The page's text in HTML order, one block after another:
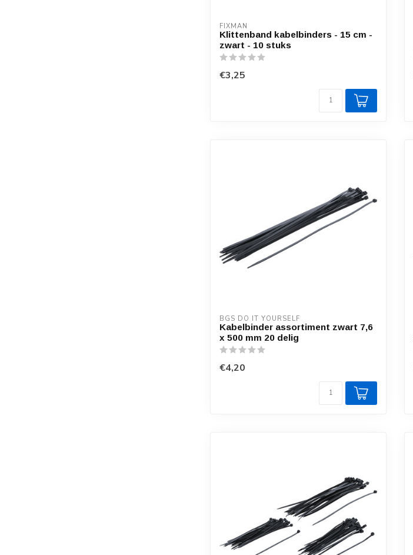
FIXMAN
Klittenband kabelbinders - 15 cm -
zwart - 10 stuks
€3,25
BGS DO IT YOURSELF
Kabelbinder assortiment zwart 7,6
x 500 mm 20 delig
€4,20